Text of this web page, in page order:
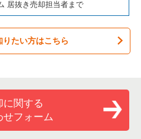
覧
き売却物件の案件一覧
覧
物件の案件一覧
件の案件一覧
き売却物件の案件一覧
売却物件の案件一覧
居抜き売却物件の案件一覧
の案件一覧
ーの居抜き売却物件の案件一覧
居抜き売却担当者まで
たい方はこちら
に関する
せフォーム